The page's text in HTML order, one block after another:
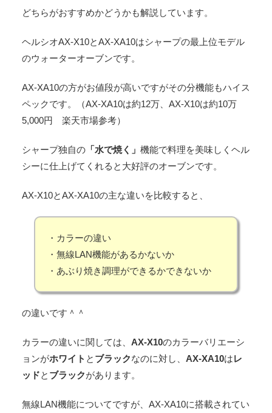
どちらがおすすめかどうかも解説しています。
ヘルシオAX-X10とAX-XA10はシャープの最上位モデル
のウォーターオーブンです。
AX-XA10の方がお値段が高いですがその分機能もハイス
ペックです。（AX-XA10は約12万、AX-X10は約10万
5,000円 楽天市場参考）
シャープ独自の 「水で焼く」 機能で料理を美味しくヘル
シーに仕上げてくれると大好評のオーブンです。
AX-X10とAX-XA10の主な違いを比較すると、
・カラーの違い
・無線LAN機能があるかないか
・あぶり焼き調理ができるかできないか
の違いです＾＾
カラーの違いに関しては、 AX-X10のカラーバリエーシ
ョンがホワイト と ブラックなのに対し、 AX-XA10はレ
ッドと ブラックがあります。
無線LAN機能についてですが、AX-XA10に搭載されてい